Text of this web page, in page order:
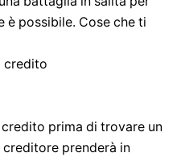
è possibile. Cose che ti
credito
prima di trovare un
prenderà in